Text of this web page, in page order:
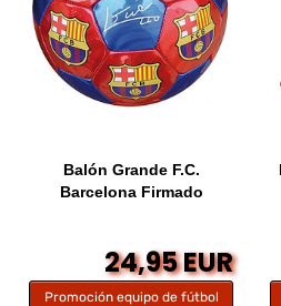
Balón Grande F.C.
Barcelona Firmado
24,95 EUR
Promoción equipo de fútbol